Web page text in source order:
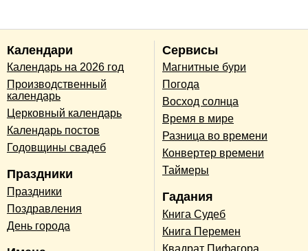
Календари
Календарь на 2026 год
Производственный
календарь
Церковный календарь
Календарь постов
Годовщины свадеб
Праздники
Праздники
Поздравления
День города
Сервисы
Магнитные бури
Погода
Восход солнца
Время в мире
Разница во времени
Конвертер времени
Таймеры
Гадания
Книга Судеб
Книга Перемен
Квадрат Пифагора